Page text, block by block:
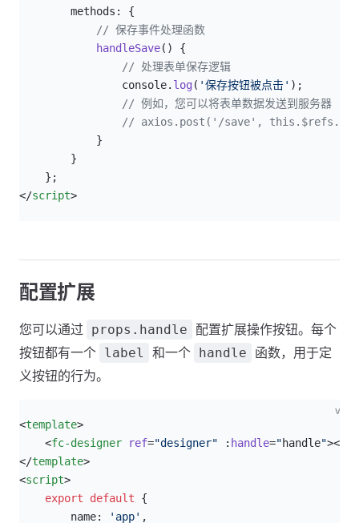
        methods: {
            // 保存事件处理函数
            handleSave
() {
                // 处理表单保存逻辑
                console.
log( '保存按钮被点击' );
                // 例如，您可以将表单数据发送到服务器
// axios.post('/save',
            }
        }
    };
</script>
配置扩展
您可以通过 props.handle
配置扩展操作按钮。每个
按钮都有一个 label 和一个 handle
函数，用于定
义按钮的行为。
vue
<template>
    <
fc-designer ref="designer" : handle="handle"></
</template>
<script>
    export
default {
        name:
'app' ,